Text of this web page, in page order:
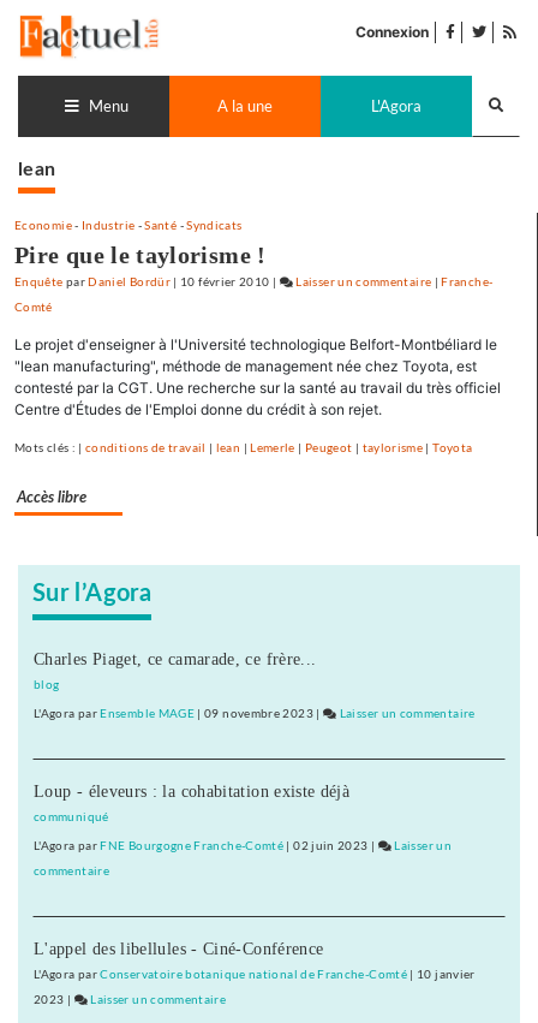
contenu
Connexion facebook
twitter
Menu A la une L'Agora
lean
Economie- Industrie -Santé -Syndicats
Pire que le taylorisme !
Enquête parDaniel Bordür | 10 février 2010 | Laisser un commentaire on
taylorisme
|Franche-
Comté
Le projet d'enseigner à l'Université technologique Belfort-Montbéliard le
"lean manufacturing", méthode de management née chez Toyota, est
contesté par la CGT. Une recherche sur la santé au travail du très officiel
Centre d'Études de l'Emploi donne du crédit à son rejet.
Mots clés : |conditions de travail | lean |Lemerle | Peugeot | taylorisme |Toyota
Accès libre
Sur l’Agora
Charles Piaget, ce camarade, ce frère...
blog
L'Agora parEnsemble MAGE |09 novembre 2023| Laisser un commentaire
que
Loup - éleveurs : la cohabitation existe déjà
communiqué
L'Agora parFNE Bourgogne Franche-Comté |02 juin 2023 |
Laisser un
commentaireon
que
le
taylorisme
!
L'appel des libellules - Ciné-Conférence
L'Agora parConservatoire botanique national de Franche-Comté| 10 janvier
2023 | Laisser un commentaire